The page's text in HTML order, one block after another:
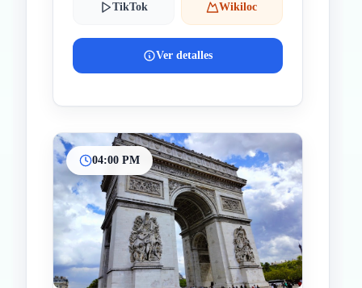
TikTok Wikiloc
Ver detalles
04:00 PM